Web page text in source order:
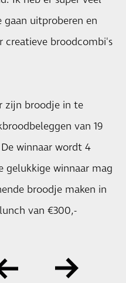
uitproberen en
creatieve broodcombi's
zijn broodje in te
van 19
winnaar wordt 4
gelukkige winnaar mag
broodje maken in
van €300,-